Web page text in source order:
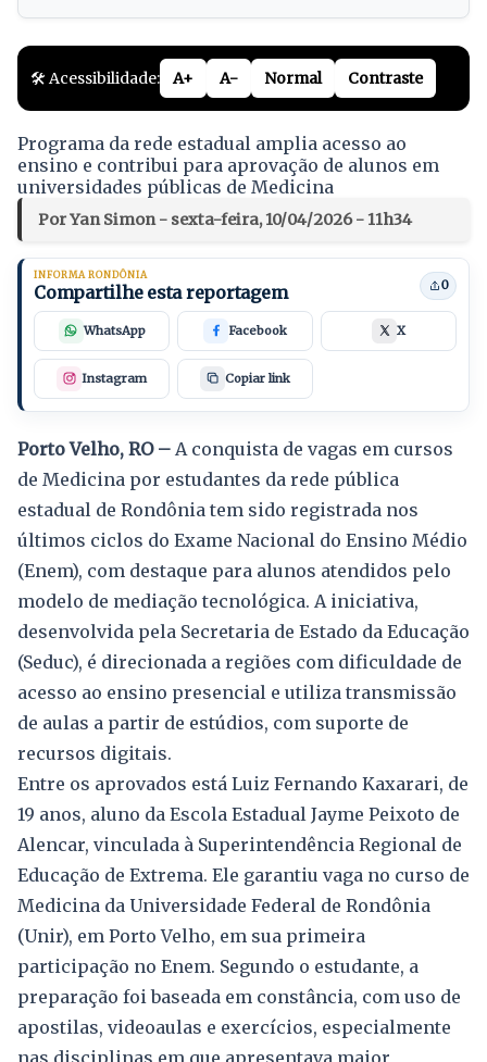
🛠️ Acessibilidade: A+ A- Normal Contraste
Programa da rede estadual amplia acesso ao
ensino e contribui para aprovação de alunos em
universidades públicas de Medicina
Por Yan Simon - sexta-feira, 10/04/2026 - 11h34
INFORMA RONDÔNIA
Compartilhe esta reportagem 0
WhatsApp Facebook X
Instagram Copiar link
Porto Velho, RO – A conquista de vagas em cursos
de Medicina por estudantes da rede pública
estadual de Rondônia tem sido registrada nos
últimos ciclos do Exame Nacional do Ensino Médio
(Enem), com destaque para alunos atendidos pelo
modelo de mediação tecnológica. A iniciativa,
desenvolvida pela Secretaria de Estado da Educação
(Seduc), é direcionada a regiões com dificuldade de
acesso ao ensino presencial e utiliza transmissão
de aulas a partir de estúdios, com suporte de
recursos digitais.
Entre os aprovados está Luiz Fernando Kaxarari, de
19 anos, aluno da Escola Estadual Jayme Peixoto de
Alencar, vinculada à Superintendência Regional de
Educação de Extrema. Ele garantiu vaga no curso de
Medicina da Universidade Federal de Rondônia
(Unir), em Porto Velho, em sua primeira
participação no Enem. Segundo o estudante, a
preparação foi baseada em constância, com uso de
apostilas, videoaulas e exercícios, especialmente
nas disciplinas em que apresentava maior